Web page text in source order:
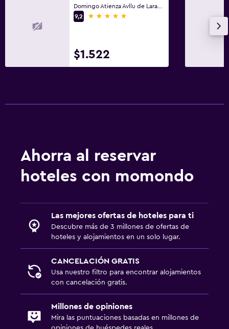
9,2
5 estrellas
$1.522
Ahorra al reservar
hoteles con momondo
Las mejores ofertas de hoteles para ti
Descubre más de 3 millones de ofertas de
hoteles y alojamientos en un solo lugar.
CANCELACIÓN GRATIS
Usa nuestro filtro para encontrar alojamientos
con cancelación gratis.
Millones de opiniones
Mira las puntuaciones basadas en millones de